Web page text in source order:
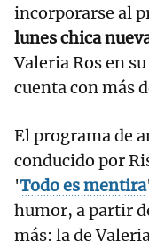
incorporarse al
lunes chica
Valeria Ros en
cuenta con más
El programa de
conducido por
'Todo es mentira
humor, a partir
más: la de